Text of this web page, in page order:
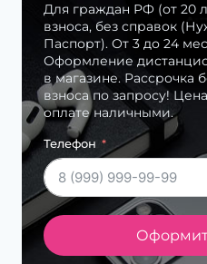
Для граждан РФ (от 20
взноса, без справок
Паспорт). От 3 до 24
Оформление
в магазине. Рассрочка
взноса по запросу!
оплате наличными.
Телефон